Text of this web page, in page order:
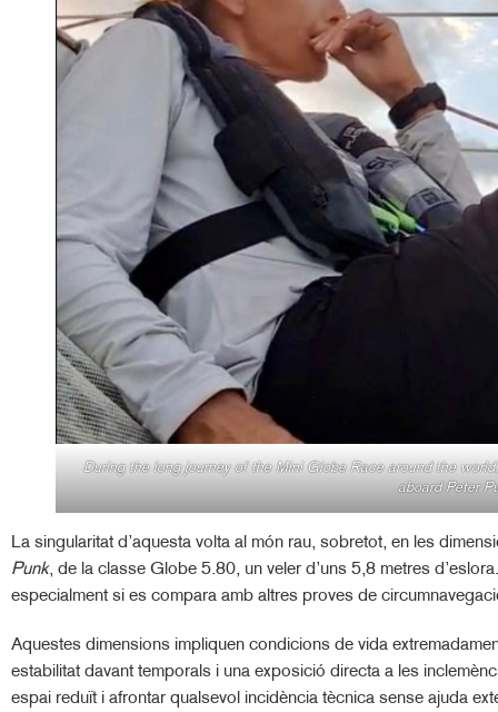
During the long journey of the Mini Globe Race around the
aboard Peter
La singularitat d’aquesta volta al món rau, sobretot, en les
Punk, de la classe Globe 5.80, un veler d’uns 5,8 metres
especialment si es compara amb altres proves de
Aquestes dimensions impliquen condicions de vida
estabilitat davant temporals i una exposició directa a les
espai reduït i afrontar qualsevol incidència tècnica sense ajuda